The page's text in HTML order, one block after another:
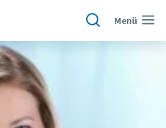
Menü